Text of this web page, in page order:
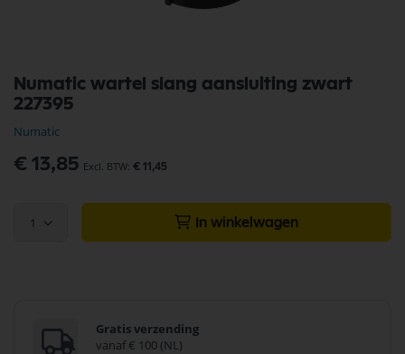
Numatic wartel slang aansluiting zwart
227395
Numatic
€ 13,85 € 11,45
1 In winkelwagen
Gratis verzending
vanaf € 100 (NL)
naar
het
van
de
afbeeldingen-